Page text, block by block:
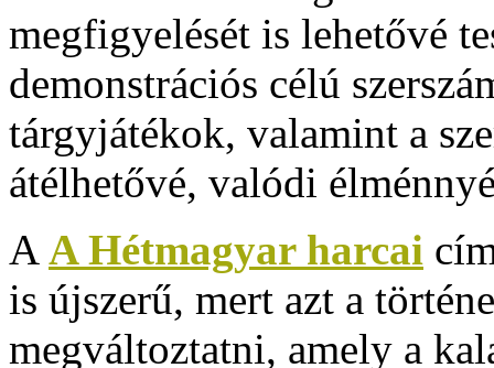
megfigyelését is lehetővé
demonstrációs célú
tárgyjátékok, valamint a
átélhetővé, valódi
A A Hétmagyar harcai
is újszerű, mert azt a
megváltoztatni, amely a